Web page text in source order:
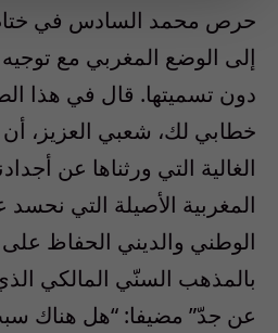
حرص محمد السادس في
إلى الوضع المغربي مع
دون تسميتها. قال في هذا
خطابي لك، شعبي العزيز، أن
الغالية التي ورثناها عن
المغربية الأصيلة التي
الوطني والديني الحفاظ
بالمذهب السنّي المالكي الذي
عن جدّ” مضيفا: “هل هناك